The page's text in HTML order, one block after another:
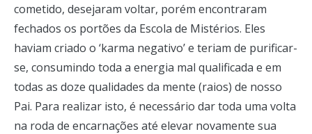
cometido, desejaram voltar, porém encontraram
fechados os portões da Escola de Mistérios. Eles
haviam criado o ‘karma negativo’ e teriam de purificar-
se, consumindo toda a energia mal qualificada e em
todas as doze qualidades da mente (raios) de nosso
Pai. Para realizar isto, é necessário dar toda uma volta
na roda de encarnações até elevar novamente sua